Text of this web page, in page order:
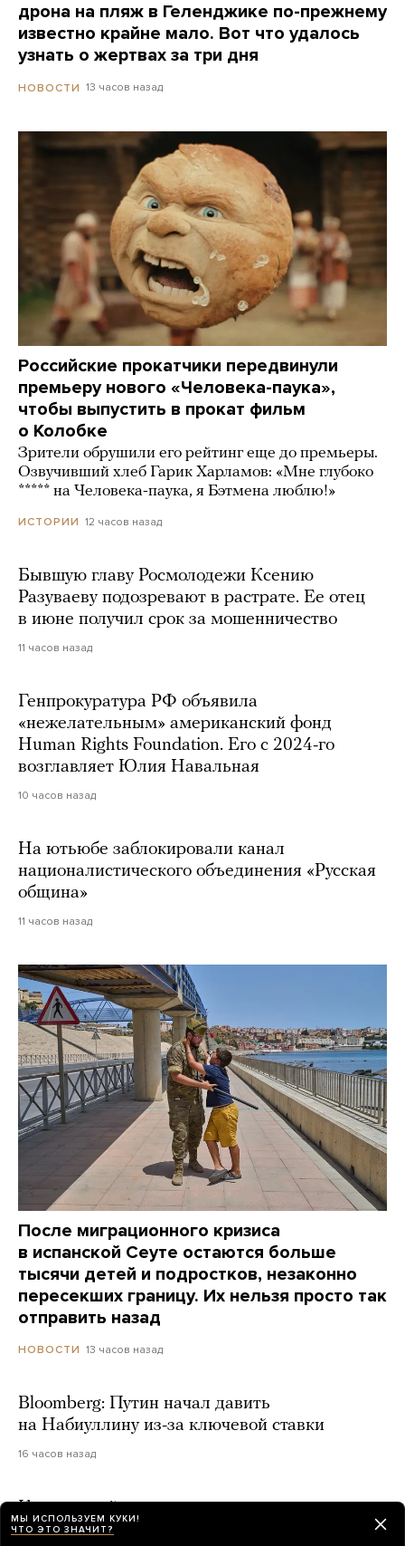
дрона на пляж в Геленджике по-прежнему
известно крайне мало. Вот что удалось
узнать о жертвах за три дня
НОВОСТИ 13 часов назад
Российские прокатчики передвинули
премьеру нового «Человека-паука»,
чтобы выпустить в прокат фильм
о Колобке
Зрители обрушили его рейтинг еще до премьеры.
Озвучивший хлеб Гарик Харламов: «Мне глубоко
***** на Человека-паука, я Бэтмена люблю!»
ИСТОРИИ 12 часов назад
Бывшую главу Росмолодежи Ксению
Разуваеву подозревают в растрате. Ее отец
в июне получил срок за мошенничество
11 часов назад
Генпрокуратура РФ объявила
«нежелательным» американский фонд
Human Rights Foundation. Его с 2024-го
возглавляет Юлия Навальная
10 часов назад
На ютьюбе заблокировали канал
националистического объединения «Русская
община»
11 часов назад
После миграционного кризиса
в испанской Сеуте остаются больше
тысячи детей и подростков, незаконно
пересекших границу. Их нельзя просто так
отправить назад
НОВОСТИ 13 часов назад
Bloomberg: Путин начал давить
на Набиуллину из-за ключевой ставки
16 часов назад
К хакерской атаке, которую недавно
устроили ИИ-модели OpenAI, привела
МЫ ИСПОЛЬЗУЕМ КУКИ!
ЧТО ЭТО ЗНАЧИТ?